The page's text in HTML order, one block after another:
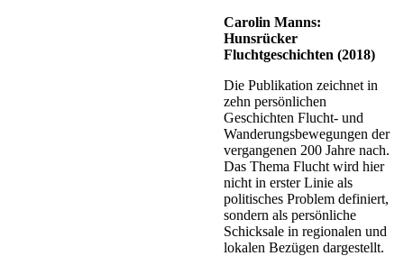
Carolin Manns:
Hunsrücker
Fluchtgeschichten (2018)
Die Publikation zeichnet in
zehn persönlichen
Geschichten Flucht- und
Wanderungsbewegungen der
vergangenen 200 Jahre nach.
Das Thema Flucht wird hier
nicht in erster Linie als
politisches Problem definiert,
sondern als persönliche
Schicksale in regionalen und
lokalen Bezügen dargestellt.